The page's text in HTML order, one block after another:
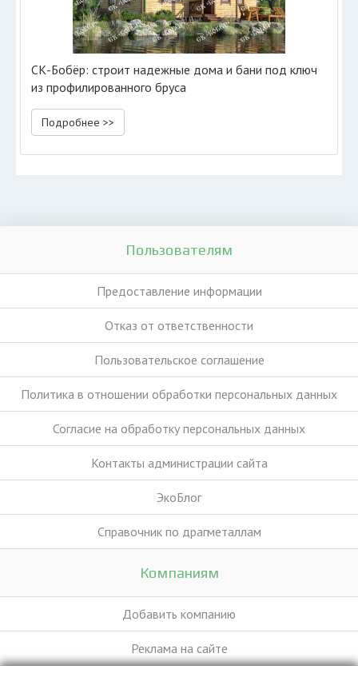
СК-Бобёр: строит надежные дома и бани под ключ
из профилированного бруса
Подробнее >>
Пользователям
Предоставление информации
Отказ от ответственности
Пользовательское соглашение
Политика в отношении обработки персональных данных
Согласие на обработку персональных данных
Контакты администрации сайта
ЭкоБлог
Справочник по драгметаллам
Компаниям
Добавить компанию
Реклама на сайте